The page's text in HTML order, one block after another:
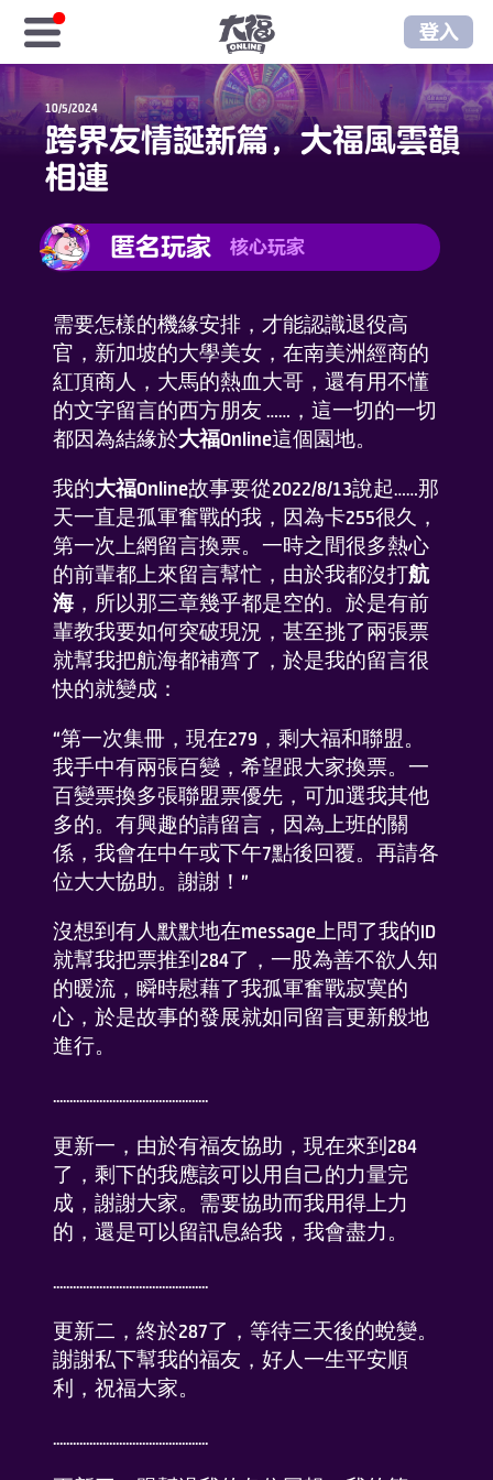
登入
首頁
免費福金
樂享商城
樂享俱樂部
至尊俱樂部
遊戲資訊
了解我們
FAQ
聯係我們
添加到桌面
10/5/2024
跨界友情誕新篇，大福風雲韻
相連
匿名玩家 核心玩家
需要怎樣的機緣安排，才能認識退役高
官，新加坡的大學美女，在南美洲經商的
紅頂商人，大馬的熱血大哥，還有用不懂
的文字留言的西方朋友 ……，這一切的一切
都因為結緣於大福Online這個園地。
我的大福Online故事要從2022/8/13說起……那
天一直是孤軍奮戰的我，因為卡255很久，
第一次上網留言換票。一時之間很多熱心
的前輩都上來留言幫忙，由於我都沒打航
海，所以那三章幾乎都是空的。於是有前
輩教我要如何突破現況，甚至挑了兩張票
就幫我把航海都補齊了，於是我的留言很
快的就變成：
“第一次集冊，現在279，剩大福和聯盟。
我手中有兩張百變，希望跟大家換票。一
百變票換多張聯盟票優先，可加選我其他
多的。有興趣的請留言，因為上班的關
係，我會在中午或下午7點後回覆。再請各
位大大協助。謝謝！”
沒想到有人默默地在message上問了我的ID
就幫我把票推到284了，一股為善不欲人知
的暖流，瞬時慰藉了我孤軍奮戰寂寞的
心，於是故事的發展就如同留言更新般地
進行。
...............................................
更新一，由於有福友協助，現在來到284
了，剩下的我應該可以用自己的力量完
成，謝謝大家。需要協助而我用得上力
的，還是可以留訊息給我，我會盡力。
...............................................
更新二，終於287了，等待三天後的蛻變。
謝謝私下幫我的福友，好人一生平安順
利，祝福大家。
...............................................